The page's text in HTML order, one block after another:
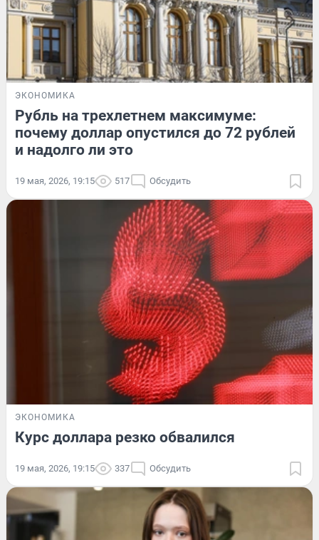
ЭКОНОМИКА
Рубль на трехлетнем максимуме:
почему доллар опустился до 72 рублей
и надолго ли это
19 мая, 2026, 19:15 517 Обсудить
ЭКОНОМИКА
Курс доллара резко обвалился
19 мая, 2026, 19:15 337 Обсудить